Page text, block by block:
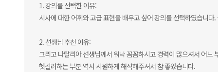
1. 강의를 선택한 이유:
시사에 대한 어휘와 고급 표현을 배우고 싶어 강의를 선택하였습니
2. 선생님 추천 이유:
그리고 나탈리아 선생님께서 워낙 꼼꼼하시고 경력이 많으셔서 어
헷갈려하는 부분 역시 시원하게 해석해주셔서 참 좋았습니다.